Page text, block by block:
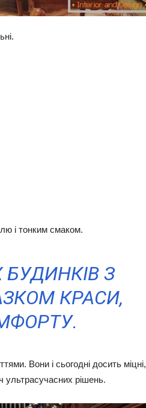
і тонким смаком.
БУДИНКІВ З
КРАСИ,
Вони і сьогодні досить міцні,
ультрасучасних рішень.